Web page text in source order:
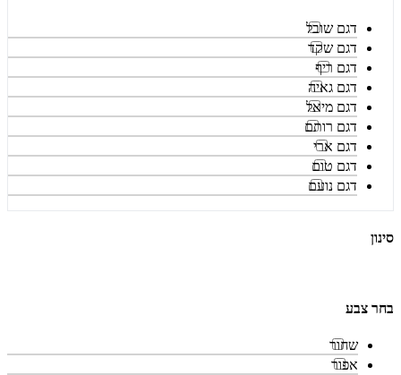
דגם שובל
דגם שקד
דגם ריף
דגם גאיה
דגם מיאל
דגם רותם
דגם ארי
דגם טום
דגם נועם
סינון
בחר צבע
שחור
אפור